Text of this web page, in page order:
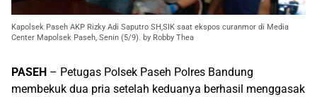
Kapolsek Paseh AKP Rizky Adi Saputro SH,SIK saat ekspos curanmor di Media
Center Mapolsek Paseh, Senin (5/9). by Robby Thea
PASEH – Petugas Polsek Paseh Polres Bandung
membekuk dua pria setelah keduanya berhasil menggasak